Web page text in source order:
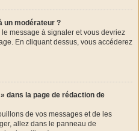
un modérateur ?
le message à signaler et vous devriez
En cliquant dessus, vous accéderez
dans la page de rédaction de
de vos messages et de les
allez dans le panneau de